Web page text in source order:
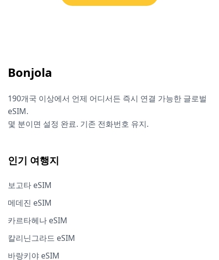
Bonjola
190개국 이상에서 언제 어디서든 즉시 연결 가능한 글로벌
eSIM.
몇 분이면 설정 완료. 기존 전화번호 유지.
인기 여행지
보고타 eSIM
메데진 eSIM
카르타헤나 eSIM
칼리닌그라드 eSIM
바랑키야 eSIM